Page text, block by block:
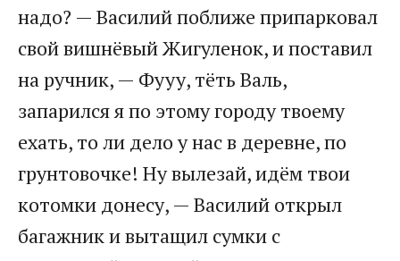
надо? — Василий поближе припарковал
свой вишнёвый Жигуленок, и поставил
на ручник, — Фууу, тёть Валь,
запарился я по этому городу твоему
ехать, то ли дело у нас в деревне, по
грунтовочке! Ну вылезай, идём твои
котомки донесу, — Василий открыл
багажник и вытащил сумки с